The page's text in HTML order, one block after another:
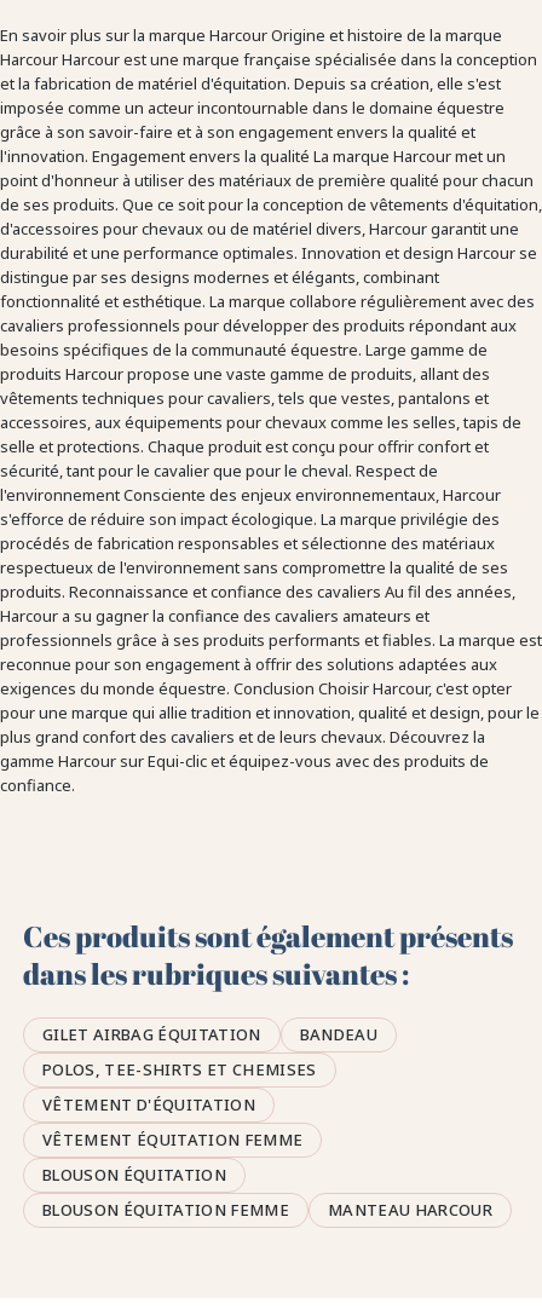
En savoir plus sur la marque Harcour Origine et histoire de la marque
Harcour Harcour est une marque française spécialisée dans la conception
et la fabrication de matériel d'équitation. Depuis sa création, elle s'est
imposée comme un acteur incontournable dans le domaine équestre
grâce à son savoir-faire et à son engagement envers la qualité et
l'innovation. Engagement envers la qualité La marque Harcour met un
point d'honneur à utiliser des matériaux de première qualité pour chacun
de ses produits. Que ce soit pour la conception de vêtements d'équitation,
d'accessoires pour chevaux ou de matériel divers, Harcour garantit une
durabilité et une performance optimales. Innovation et design Harcour se
distingue par ses designs modernes et élégants, combinant
fonctionnalité et esthétique. La marque collabore régulièrement avec des
cavaliers professionnels pour développer des produits répondant aux
besoins spécifiques de la communauté équestre. Large gamme de
produits Harcour propose une vaste gamme de produits, allant des
vêtements techniques pour cavaliers, tels que vestes, pantalons et
accessoires, aux équipements pour chevaux comme les selles, tapis de
selle et protections. Chaque produit est conçu pour offrir confort et
sécurité, tant pour le cavalier que pour le cheval. Respect de
l'environnement Consciente des enjeux environnementaux, Harcour
s'efforce de réduire son impact écologique. La marque privilégie des
procédés de fabrication responsables et sélectionne des matériaux
respectueux de l'environnement sans compromettre la qualité de ses
produits. Reconnaissance et confiance des cavaliers Au fil des années,
Harcour a su gagner la confiance des cavaliers amateurs et
professionnels grâce à ses produits performants et fiables. La marque est
reconnue pour son engagement à offrir des solutions adaptées aux
exigences du monde équestre. Conclusion Choisir Harcour, c'est opter
pour une marque qui allie tradition et innovation, qualité et design, pour le
plus grand confort des cavaliers et de leurs chevaux. Découvrez la
gamme Harcour sur Equi-clic et équipez-vous avec des produits de
confiance.
Ces produits sont également présents
dans les rubriques suivantes :
GILET AIRBAG ÉQUITATION
BANDEAU
POLOS, TEE-SHIRTS ET CHEMISES
VÊTEMENT D'ÉQUITATION
VÊTEMENT ÉQUITATION FEMME
BLOUSON ÉQUITATION
BLOUSON ÉQUITATION FEMME
MANTEAU HARCOUR